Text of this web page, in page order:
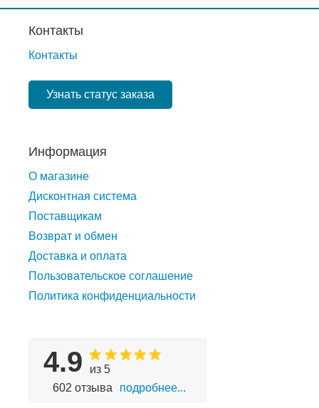
Контакты
Контакты
Узнать статус заказа
Информация
О магазине
Дисконтная система
Поставщикам
Возврат и обмен
Доставка и оплата
Пользовательское соглашение
Политика конфиденциальности
4.9
из 5
602 отзыва
подробнее...